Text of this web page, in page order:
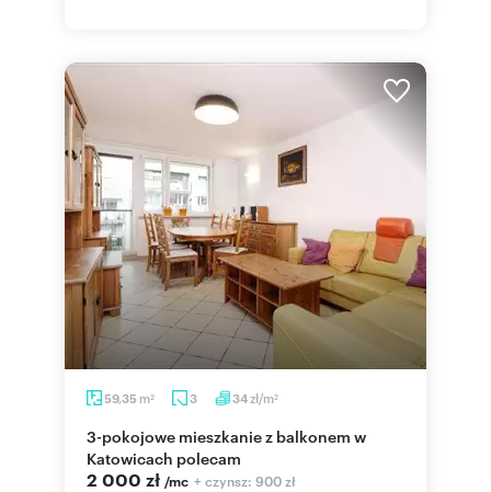
59,35 m2 3 34zł/m2
3-pokojowe mieszkanie z balkonem w
Katowicach polecam
2 000 zł /mc + czynsz: 900 zł